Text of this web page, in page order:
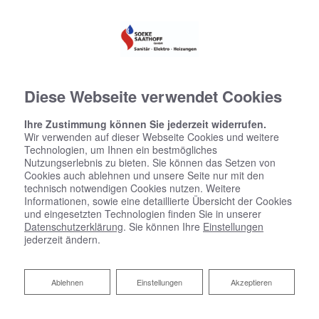
Ein starkes Team wartet auf
Diese Webseite verwendet Cookies
Ihre Zustimmung können Sie jederzeit widerrufen.
Wir verwenden auf dieser Webseite Cookies und weitere
Technologien, um Ihnen ein bestmögliches
Nutzungserlebnis zu bieten. Sie können das Setzen von
Cookies auch ablehnen und unsere Seite nur mit den
technisch notwendigen Cookies nutzen. Weitere
Informationen, sowie eine detaillierte Übersicht der Cookies
und eingesetzten Technologien finden Sie in unserer
Datenschutzerklärung. Sie können Ihre Einstellungen
jederzeit ändern.
Akzeptieren
Einstellungen
Ablehnen
Ablehnen